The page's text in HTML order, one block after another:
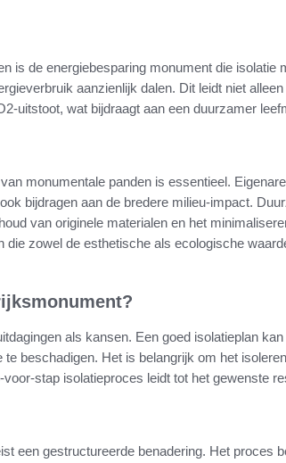
is de energiebesparing monument die isolatie
aanzienlijk dalen. Dit leidt niet
uitstoot, wat bijdraagt aan een duurzamer
monumentale panden is essentieel.
bijdragen aan de bredere milieu-impact.
van originele materialen en het
die zowel de esthetische als ecologische
als kansen. Een goed isolatieplan
beschadigen. Het is belangrijk om het
stap isolatieproces leidt tot het gewenste
een gestructureerde benadering. Het proces